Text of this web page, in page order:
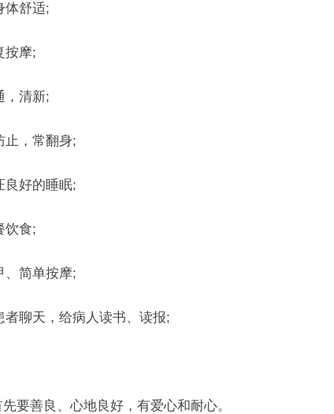
舒适;
摩;
清新;
，常翻身;
好的睡眠;
食;
简单按摩;
聊天，给病人读书、读报;
善良、心地良好，有爱心和耐心。